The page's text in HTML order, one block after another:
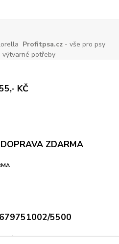
Profitpsa.cz - vše pro psy
výtvarné potřeby
KČ
ZDARMA
5500